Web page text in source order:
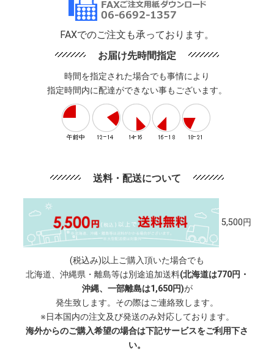
FAXでのご注文も承っております。
お届け先時間指定
時間を指定された場合でも事情により
指定時間内に配達ができない事もございます。
送料・配送について
5,500円
(税込み)以上ご購入頂いた場合でも
北海道、沖縄県・離島等は別途追加送料(北海道は770円・
沖縄、一部離島は1,650円)が
発生致します。その際はご連絡致します。
※日本国内の注文及び発送のみ対応しております。
海外からのご購入希望の場合は下記サービスをご利用下さ
い。